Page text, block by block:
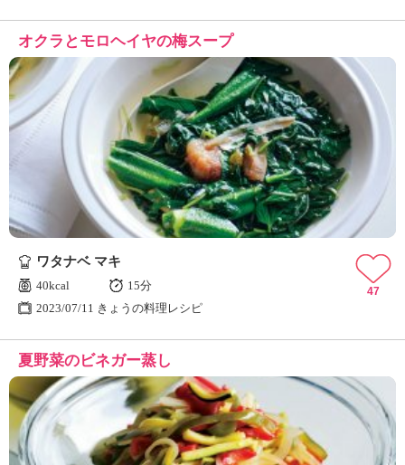
オクラとモロヘイヤの梅スープ
ワタナベ マキ
40kcal
15分
2023/07/11 きょうの料理レシピ
47
夏野菜のビネガー蒸し